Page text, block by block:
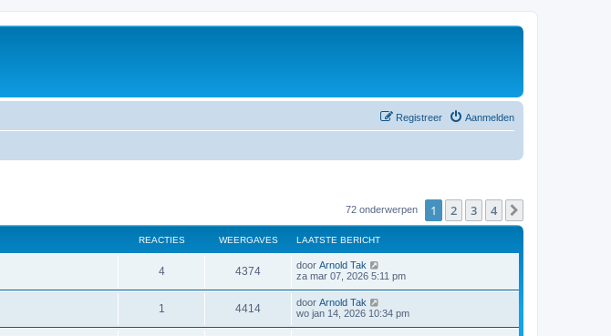
Aanmelden
Registreer
72 onderwerpen 1 2 3 4
REACTIES WEERGAVES LAATSTE BERICHT
4 4374 door Arnold Tak
za mar 07, 2026 5:11 pm
1 4414 door Arnold Tak
wo jan 14, 2026 10:34 pm